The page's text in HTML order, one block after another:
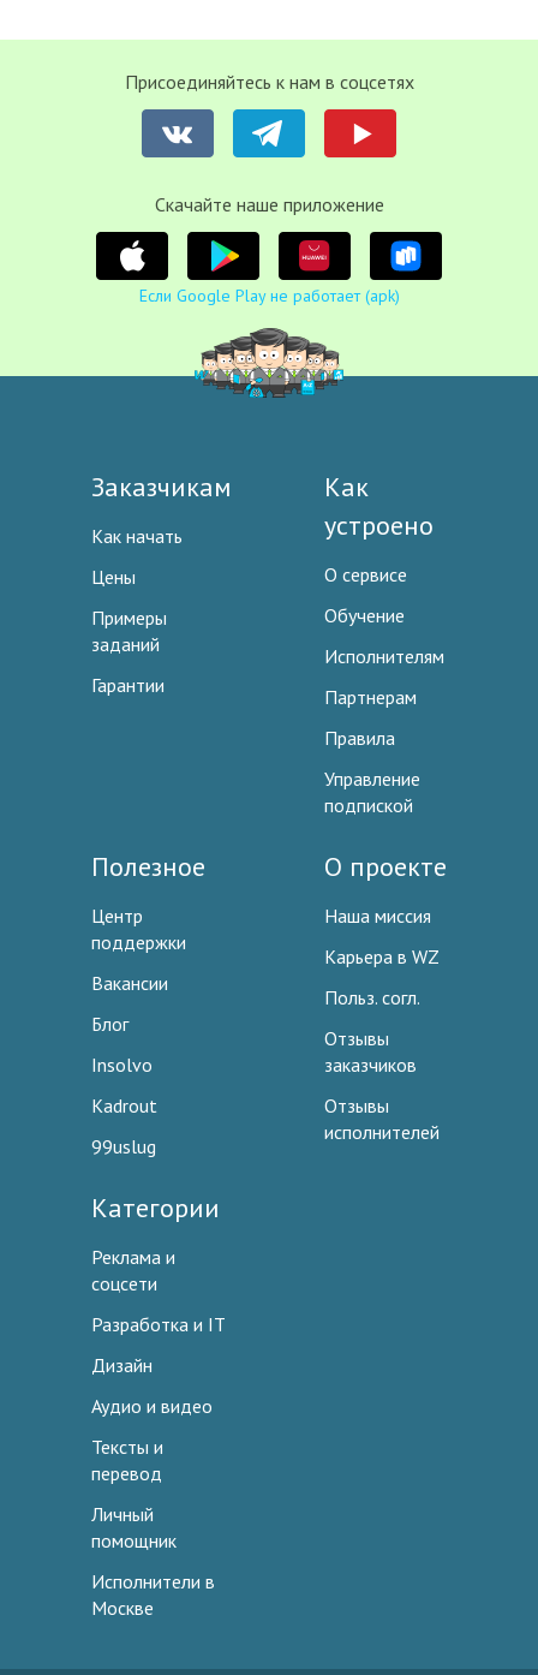
Присоединяйтесь к нам в соцсетях
Cкачайте наше приложение
Если Google Play не работает (apk)
Заказчикам
Как начать
Цены
Примеры
заданий
Гарантии
Как
устроено
О сервисе
Обучение
Исполнителям
Партнерам
Правила
Управление
подпиской
Полезное
Центр
поддержки
Вакансии
Блог
Insolvo
Kadrout
99uslug
О проекте
Наша миссия
Карьера в WZ
Польз. согл.
Отзывы
заказчиков
Отзывы
исполнителей
Категории
Реклама и
соцсети
Разработка и IT
Дизайн
Аудио и видео
Тексты и
перевод
Личный
помощник
Исполнители в
Москве